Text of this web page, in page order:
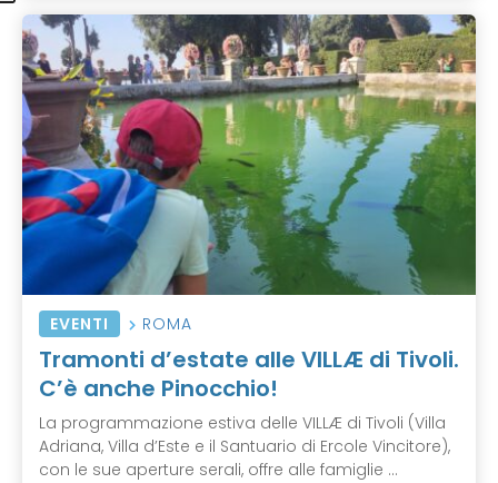
EVENTI ROMA
Tramonti d’estate alle VILLÆ di Tivoli.
C’è anche Pinocchio!
La programmazione estiva delle VILLÆ di Tivoli (Villa
Adriana, Villa d’Este e il Santuario di Ercole Vincitore),
con le sue aperture serali, offre alle famiglie ...